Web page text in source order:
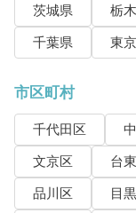
茨城県 栃
千葉県
東
市区町村
千代田区
文京区
台
品川区
目